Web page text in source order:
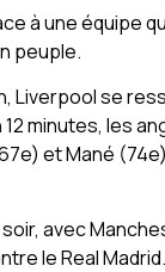
à une équipe
peuple.
Liverpool se
minutes, les
et Mané
avec
le Real Madrid.